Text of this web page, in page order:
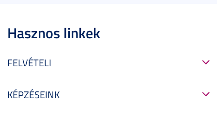
Hasznos linkek
FELVÉTELI
KÉPZÉSEINK